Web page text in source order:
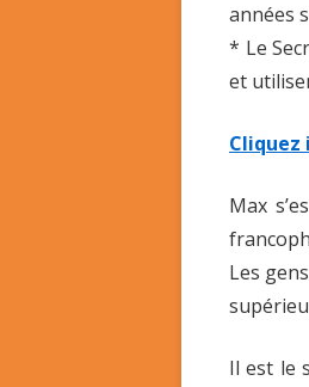
années
* Le
et
Max
Les
Il est le